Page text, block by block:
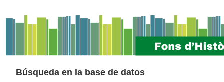
Búsqueda en la base de datos